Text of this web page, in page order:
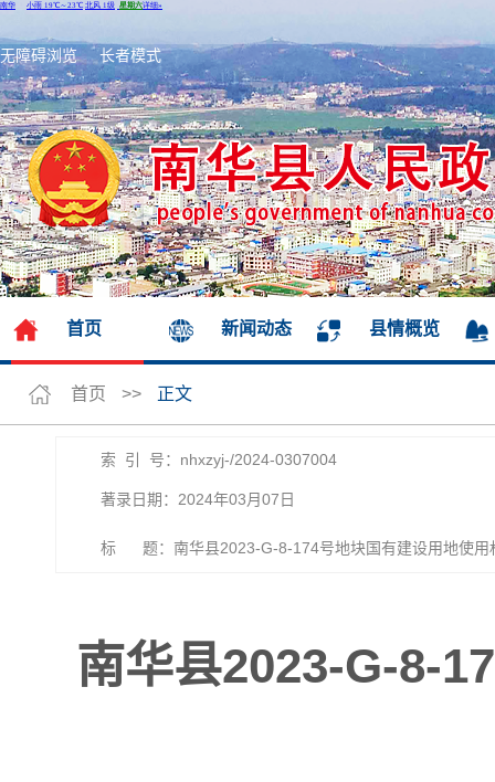
无障碍浏览 长者模式
首页 新闻动态 县情概览
首页 >> 正文
索 引 号：nhxzyj-/2024-0307004
著录日期：2024年03月07日
标 题：南华县2023-G-8-174号地块国有建设用地使用
南华县2023-G-8-